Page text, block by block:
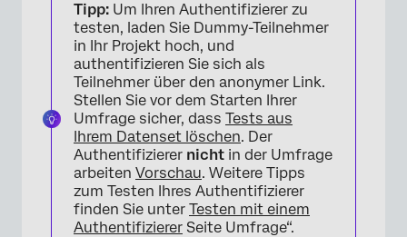
Tipp: Um Ihren Authentifizierer zu
testen, laden Sie Dummy-Teilnehmer
in Ihr Projekt hoch, und
authentifizieren Sie sich als
Teilnehmer über den anonymer Link.
Stellen Sie vor dem Starten Ihrer
Umfrage sicher, dass Tests aus
Ihrem Datenset löschen. Der
Authentifizierer nicht in der Umfrage
arbeiten Vorschau. Weitere Tipps
zum Testen Ihres Authentifizierer
finden Sie unter Testen mit einem
Authentifizierer Seite Umfrage“.